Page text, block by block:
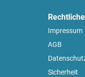
Impressum
AGB
Sicherheit